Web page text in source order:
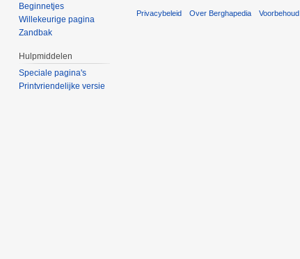
Beginnetjes
Willekeurige pagina
Zandbak
Hulpmiddelen
Speciale pagina's
Printvriendelijke versie
Privacybeleid Over Berghapedia Voorbehoud